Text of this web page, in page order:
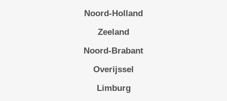
Noord-Holland
Zeeland
Noord-Brabant
Overijssel
Limburg